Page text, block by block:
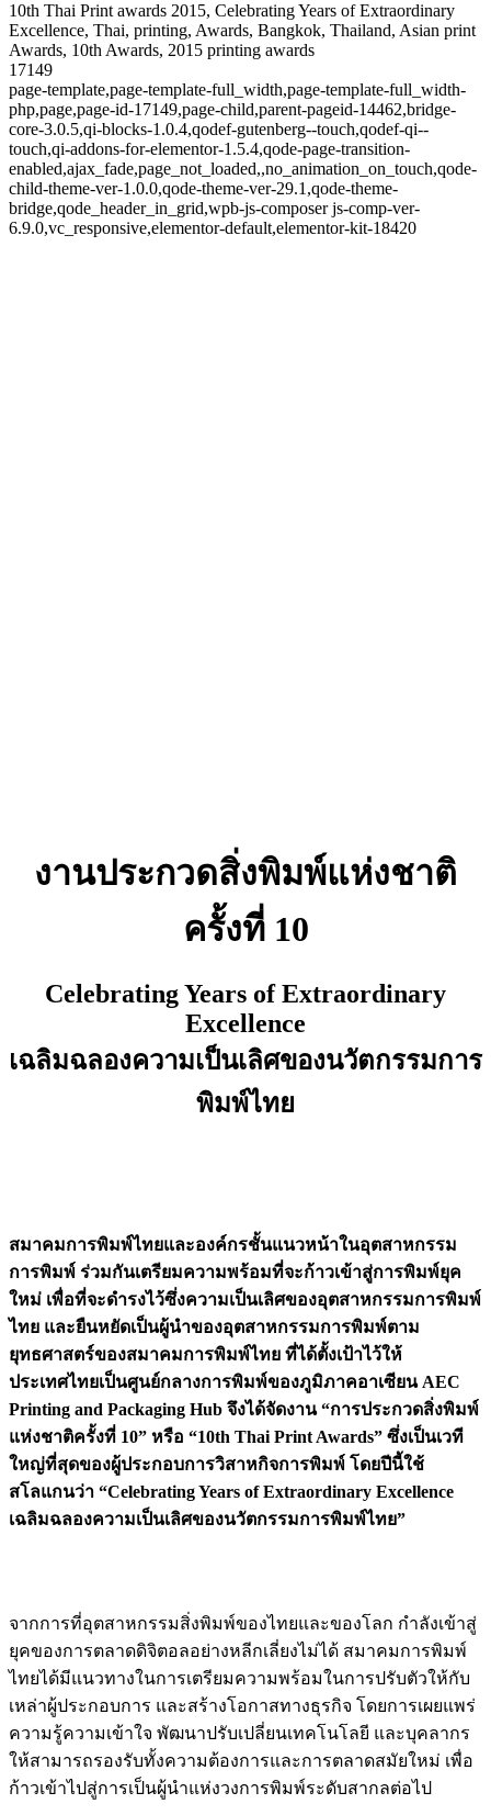
10th Thai Print awards 2015, Celebrating Years of Extraordinary
Excellence, Thai, printing, Awards, Bangkok, Thailand, Asian print
Awards, 10th Awards, 2015 printing awards
17149
page-template,page-template-full_width,page-template-full_width-
php,page,page-id-17149,page-child,parent-pageid-14462,bridge-
core-3.0.5,qi-blocks-1.0.4,qodef-gutenberg--touch,qodef-qi--
touch,qi-addons-for-elementor-1.5.4,qode-page-transition-
enabled,ajax_fade,page_not_loaded,,no_animation_on_touch,qode-
child-theme-ver-1.0.0,qode-theme-ver-29.1,qode-theme-
bridge,qode_header_in_grid,wpb-js-composer js-comp-ver-
6.9.0,vc_responsive,elementor-default,elementor-kit-18420
งานประกวดสิ่งพิมพ์แห่งชาติ
ครั้งที่ 10
Celebrating Years of Extraordinary
Excellence
เฉลิมฉลองความเป็นเลิศของนวัตกรรมการ
พิมพ์ไทย
สมาคมการพิมพ์ไทยและองค์กรชั้นแนวหน้าในอุตสาหกรรม
การพิมพ์ ร่วมกันเตรียมความพร้อมที่จะก้าวเข้าสู่การพิมพ์ยุค
ใหม่ เพื่อที่จะดำรงไว้ซึ่งความเป็นเลิศของอุตสาหกรรมการพิมพ์
ไทย และยืนหยัดเป็นผู้นำของอุตสาหกรรมการพิมพ์ตาม
ยุทธศาสตร์ของสมาคมการพิมพ์ไทย ที่ได้ตั้งเป้าไว้ให้
ประเทศไทยเป็นศูนย์กลางการพิมพ์ของภูมิภาคอาเซียน AEC
Printing and Packaging Hub จึงได้จัดงาน “การประกวดสิ่งพิมพ์
แห่งชาติครั้งที่ 10” หรือ “10th Thai Print Awards” ซึ่งเป็นเวที
ใหญ่ที่สุดของผู้ประกอบการวิสาหกิจการพิมพ์ โดยปีนี้ใช้
สโลแกนว่า “Celebrating Years of Extraordinary Excellence
เฉลิมฉลองความเป็นเลิศของนวัตกรรมการพิมพ์ไทย”
จากการที่อุตสาหกรรมสิ่งพิมพ์ของไทยและของโลก กำลังเข้าสู่
ยุคของการตลาดดิจิตอลอย่างหลีกเลี่ยงไม่ได้ สมาคมการพิมพ์
ไทยได้มีแนวทางในการเตรียมความพร้อมในการปรับตัวให้กับ
เหล่าผู้ประกอบการ และสร้างโอกาสทางธุรกิจ โดยการเผยแพร่
ความรู้ความเข้าใจ พัฒนาปรับเปลี่ยนเทคโนโลยี และบุคลากร
ให้สามารถรองรับทั้งความต้องการและการตลาดสมัยใหม่ เพื่อ
ก้าวเข้าไปสู่การเป็นผู้นำแห่งวงการพิมพ์ระดับสากลต่อไป